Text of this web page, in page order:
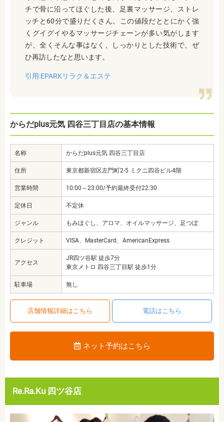
チで骨に沿ってほぐした後、足裏マッサージ、ストレ
ッチと60分で盛りだくさん。この値段だととにかく強
くグイグイやるマッサージチェーンが多い気がします
が、全くそんな事はなく、しっかりとした技術で、ぜ
ひ再訪したなと思います。
引用:EPARKリラク＆エステ
からだplus元気 四谷三丁目店の基本情報
名称 からだplus元気 四谷三丁目店
住所 東京都新宿区左門町2-5 ミクニ四谷ビル4階
営業時間 10:00～23:00/予約最終受付22:30
定休日 不定休
ジャンル もみほぐし、アロマ、オイルマッサージ、足つぼ
クレジット VISA、MasterCard、AmericanExpress
アクセス
JR四ツ谷駅 徒歩7分
東京メトロ 四谷三丁目駅 徒歩1分
駐車場 無し
店舗情報詳細はこちら 電話はこちら
ネット予約はこちら
Re.Ra.Ku 四ツ谷店